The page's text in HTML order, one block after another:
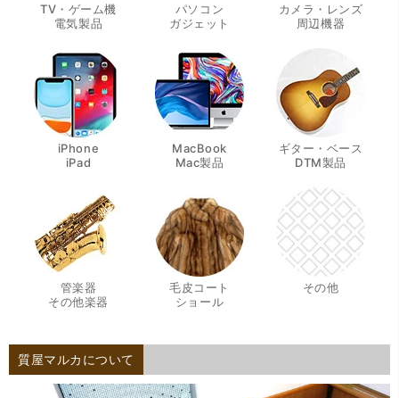
TV・ゲーム機
電気製品
パソコン
ガジェット
カメラ・レンズ
周辺機器
iPhone
iPad
MacBook
Mac製品
ギター・ベース
DTM製品
管楽器
その他楽器
毛皮コート
ショール
その他
質屋マルカについて